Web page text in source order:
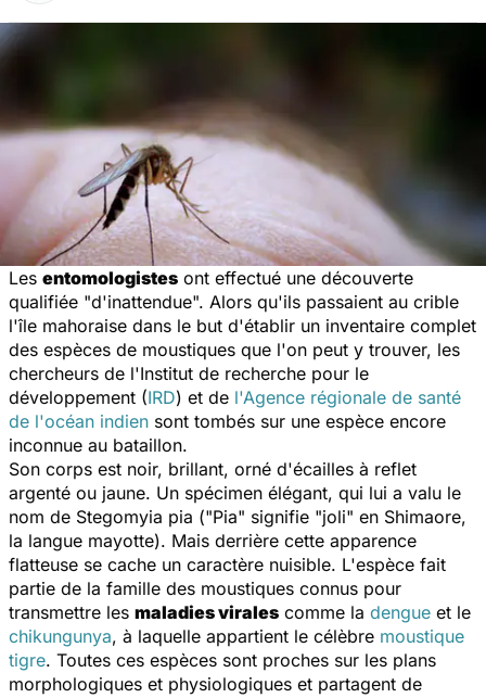
Les entomologistes ont effectué une découverte
qualifiée "d'inattendue". Alors qu'ils passaient au crible
l'île mahoraise dans le but d'établir un inventaire complet
des espèces de moustiques que l'on peut y trouver, les
chercheurs de l'Institut de recherche pour le
développement (IRD) et de l'Agence régionale de santé
de l'océan indien sont tombés sur une espèce encore
inconnue au bataillon.
Son corps est noir, brillant, orné d'écailles à reflet
argenté ou jaune. Un spécimen élégant, qui lui a valu le
nom de Stegomyia pia ("Pia" signifie "joli" en Shimaore,
la langue mayotte). Mais derrière cette apparence
flatteuse se cache un caractère nuisible. L'espèce fait
partie de la famille des moustiques connus pour
transmettre les maladies virales comme la dengue et le
chikungunya, à laquelle appartient le célèbre moustique
tigre. Toutes ces espèces sont proches sur les plans
morphologiques et physiologiques et partagent de